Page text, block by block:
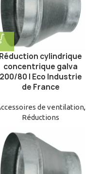
Réduction cylindrique
concentrique galva
200/80 | Eco Industrie
de France
de ventilation,
Réductions